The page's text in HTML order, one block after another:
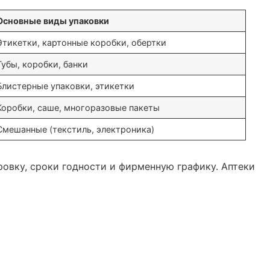
виды упаковки
картонные коробки, обертки
коробки, банки
упаковки, этикетки
саше, многоразовые пакеты
(текстиль, электроника)
сроки годности и фирменную графику. Аптеки